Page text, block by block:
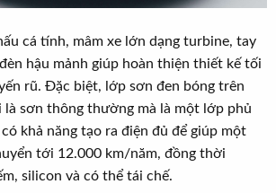
cá tính, mâm xe lớn dạng turbine, tay
hậu mảnh giúp hoàn thiện thiết kế tối
rũ. Đặc biệt, lớp sơn đen bóng trên
là sơn thông thường mà là một lớp phủ
khả năng tạo ra điện đủ để giúp một
tới 12.000 km/năm, đồng thời
silicon và có thể tái chế.